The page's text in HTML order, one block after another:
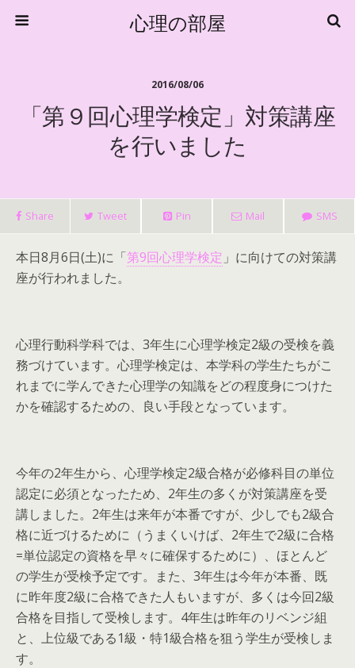
心理の部屋
2016/08/06
「第９回心理学検定」対策講座
を行いました
Share Tweet Pin Mail SMS
本日8月6日(土)に「第9回心理学検定 」に向けての対策講
座が行われました。
心理行動科学科では、3年生に心理学検定2級の受検を義
務づけています。心理学検定は、本学科の学生たちがこ
れまでに学んできた心理学の知識をどの程度身につけた
かを確認するための、良い手段となっています。
今年の2年生から、心理学検定2級合格が必修科目の単位
認定に必須となったため、2年生の多くが対策講座を受
講しました。2年生は来年が本番ですが、少しでも2級合
格に近づけるために（うまくいけば、2年生で2級に合格
=単位認定の資格を早々に確保するために）、ほとんど
の学生が受検予定です。また、3年生は今年が本番、既
に昨年度2級に合格できた人もいますが、多くは今回2級
合格を目指して受検します。4年生は昨年のリベンジ組
と、上位級である1級・特1級合格を狙う学生が受検しま
す。